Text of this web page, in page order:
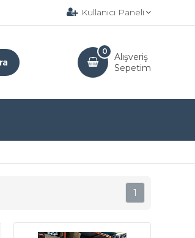
Kullanıcı Paneli
Alışveriş
Sepetim
0
1